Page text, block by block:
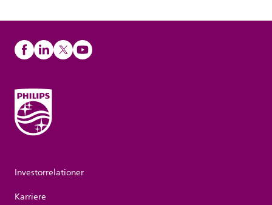
Investorrelationer
Karriere